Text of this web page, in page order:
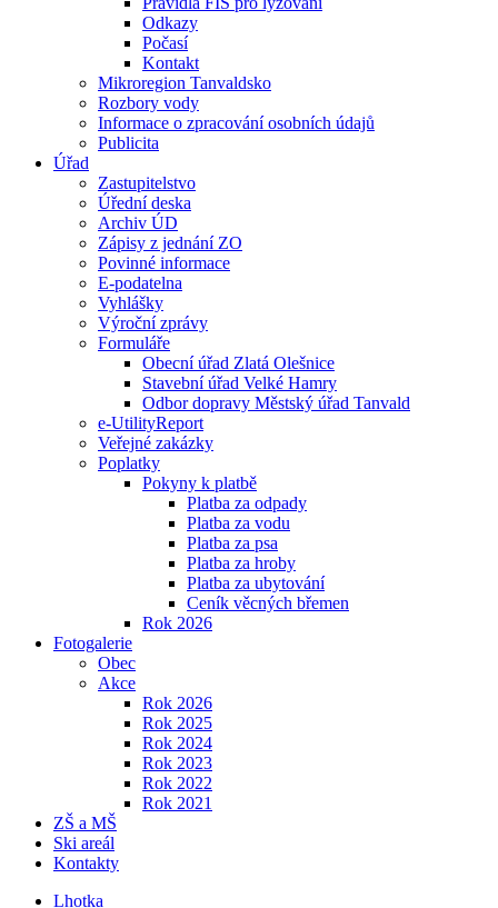
Odkazy
Počasí
Kontakt
Mikroregion Tanvaldsko
Rozbory vody
Informace o zpracování osobních údajů
Publicita
Úřad
Zastupitelstvo
Úřední deska
Archiv ÚD
Zápisy z jednání ZO
Povinné informace
E-podatelna
Vyhlášky
Výroční zprávy
Formuláře
Obecní úřad Zlatá Olešnice
Stavební úřad Velké Hamry
Odbor dopravy Městský úřad Tanvald
e-UtilityReport
Veřejné zakázky
Poplatky
Pokyny k platbě
Platba za odpady
Platba za vodu
Platba za psa
Platba za hroby
Platba za ubytování
Ceník věcných břemen
Rok 2026
Fotogalerie
Obec
Akce
Rok 2026
Rok 2025
Rok 2024
Rok 2023
Rok 2022
Rok 2021
ZŠ a MŠ
Ski areál
Kontakty
Lhotka